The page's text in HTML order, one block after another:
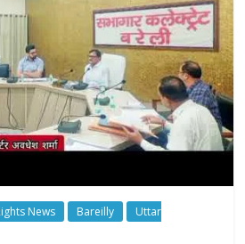
News Bareilly
Uttar